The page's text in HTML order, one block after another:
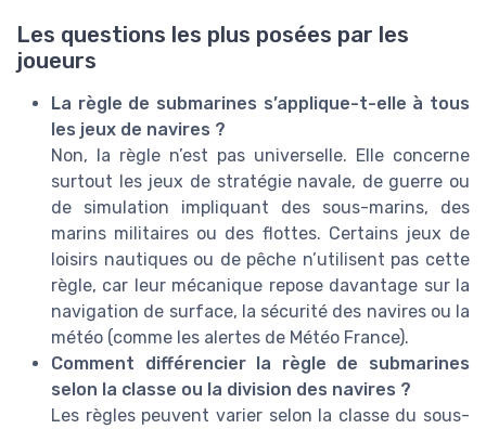
Les questions les plus posées par les
joueurs
La règle de submarines s’applique-t-elle à tous
les jeux de navires ?
Non, la règle n’est pas universelle. Elle concerne
surtout les jeux de stratégie navale, de guerre ou
de simulation impliquant des sous-marins, des
marins militaires ou des flottes. Certains jeux de
loisirs nautiques ou de pêche n’utilisent pas cette
règle, car leur mécanique repose davantage sur la
navigation de surface, la sécurité des navires ou la
météo (comme les alertes de Météo France).
Comment différencier la règle de submarines
selon la classe ou la division des navires ?
Les règles peuvent varier selon la classe du sous-